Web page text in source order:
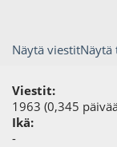
Näytä viestitNäytä
Viestit:
1963 (0,345
Ikä:
-